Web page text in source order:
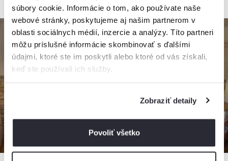
súbory cookie. Informácie o tom, ako používate naše
webové stránky, poskytujeme aj našim partnerom v
oblasti sociálnych médií, inzercie a analýzy. Títo partneri
môžu príslušné informácie skombinovať s ďalšími
údajmi, ktoré ste im poskytli alebo ktoré od vás získali,
keď ste používali ich služby.
Zobraziť detaily
Povoliť všetko